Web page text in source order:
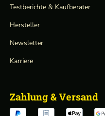
Testberichte & Kaufberater
Hersteller
Newsletter
Karriere
Zahlung & Versand